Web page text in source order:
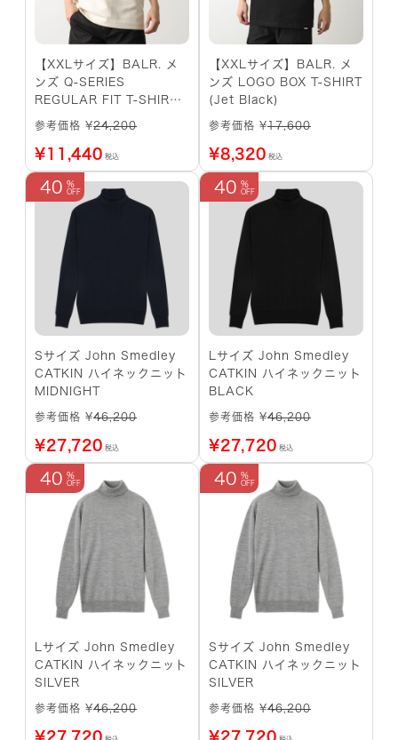
【XXLサイズ】BALR. メ
ンズ Q-SERIES
REGULAR FIT T-SHIRT
(White Swan)
参考価格 ¥24,200
¥11,440 税込
【XXLサイズ】BALR. メ
ンズ LOGO BOX T-SHIRT
(Jet Black)
参考価格 ¥17,600
¥8,320 税込
40
Sサイズ John Smedley
CATKIN ハイネックニット
MIDNIGHT
参考価格 ¥46,200
¥27,720 税込
40
Lサイズ John Smedley
CATKIN ハイネックニット
BLACK
参考価格 ¥46,200
¥27,720 税込
40
Lサイズ John Smedley
CATKIN ハイネックニット
SILVER
参考価格 ¥46,200
¥27,720
40
Sサイズ John Smedley
CATKIN ハイネックニット
SILVER
参考価格 ¥46,200
¥27,720